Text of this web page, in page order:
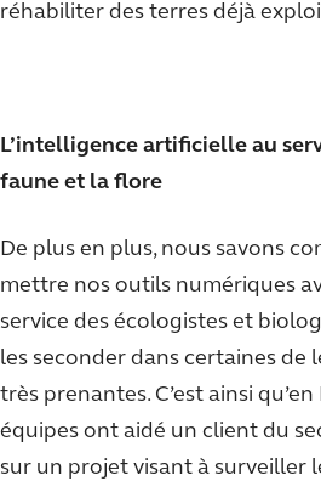
réhabiliter des terres déjà
L’intelligence artificielle au
faune et la flore
De plus en plus, nous savons
mettre nos outils numériques
service des écologistes et
les seconder dans certaines de
très prenantes. C’est ainsi
équipes ont aidé un client du
sur un projet visant à surveiller